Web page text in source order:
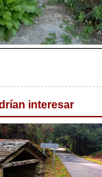
interesar